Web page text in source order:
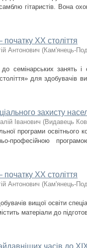
гітаристів. Вона
початку ХХ століття
Антонович (Кам'янець-
семінарських занять і
для здобувачів
захисту
Іванович (Видавець
програми
професійною
початку ХХ століття
Антонович (Кам'янець-
вищої освіти
матеріали до
часів до